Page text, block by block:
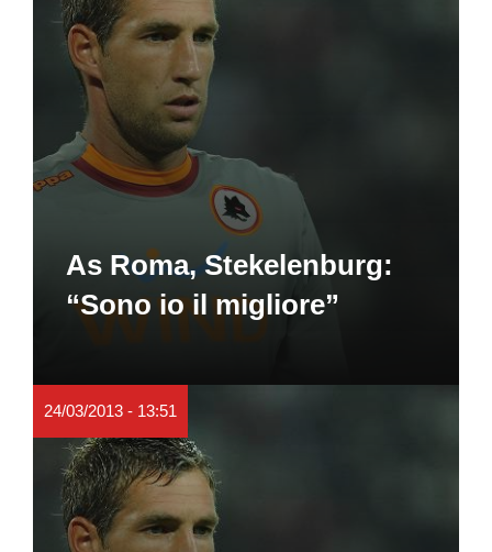
As Roma, Stekelenburg:
“Sono io il migliore”
24/03/2013 - 13:51